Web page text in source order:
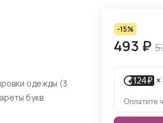
одежды (3
букв.
-15%
493 ₽